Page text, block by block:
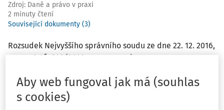
Zdroj: Daně a právo v praxi
2 minuty čtení
Související dokumenty (3)
Rozsudek Nejvyššího správního soudu ze dne 22. 12. 2016,
sp. zn. 6 Afs 243/2016, www.nssoud.cz
K předpisům:
§ 8 odst. 5 zákona č. 456/2011 Sb.
Aby web fungoval jak má (souhlas
s cookies)